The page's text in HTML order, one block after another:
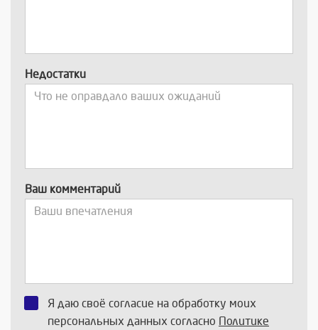
Недостатки
Ваш комментарий
Я даю своё согласие на обработку моих
персональных данных согласно Политике